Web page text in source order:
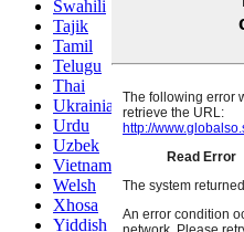
Swahili
Tajik
Tamil
Telugu
Thai
Ukrainian
Urdu
Uzbek
Vietnamese
Welsh
Xhosa
Yiddish